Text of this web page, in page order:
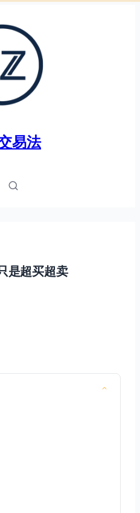
易法
是超买超卖